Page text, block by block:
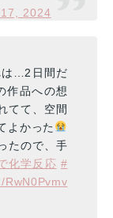
2024
は…2日間だ
作品への想
てて、空間
よかった
たので、手
化学反応 #
RwN0Pvmv